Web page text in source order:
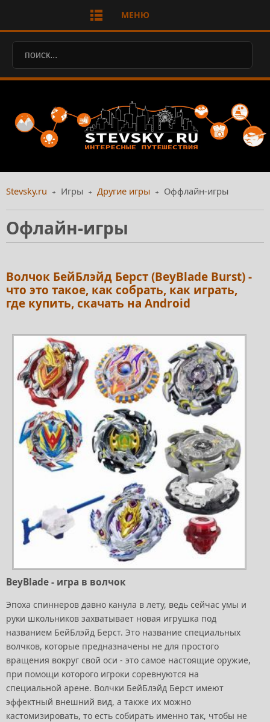
МЕНЮ
Stevsky.ru Игры Другие игры Оффлайн-игры
Офлайн-игры
Волчок БейБлэйд Берст (BeyBlade Burst) -
что это такое, как собрать, как играть,
где купить, скачать на Android
BeyBlade - игра в волчок
Эпоха спиннеров давно канула в лету, ведь сейчас умы и
руки школьников захватывает новая игрушка под
названием БейБлэйд Берст. Это название специальных
волчков, которые предназначены не для простого
вращения вокруг свой оси - это самое настоящие оружие,
при помощи которого игроки соревнуются на
специальной арене. Волчки БейБлэйд Берст имеют
эффектный внешний вид, а также их можно
кастомизировать, то есть собирать именно так, чтобы не